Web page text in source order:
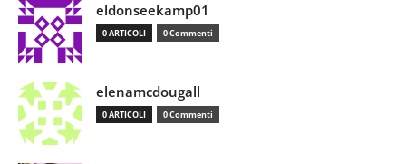
eldonseekamp01
0 ARTICOLI 0 Commenti
elenamcdougall
0 ARTICOLI 0 Commenti